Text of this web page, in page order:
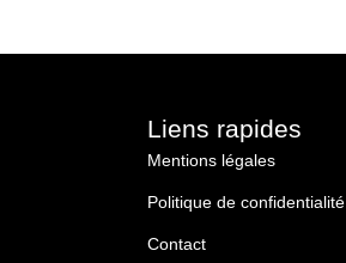
Liens rapides
Mentions légales
Politique de confidentialité
Contact